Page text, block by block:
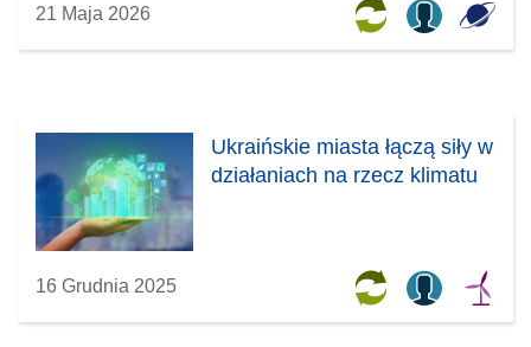
21 Maja 2026
Ukraińskie miasta łączą siły w
działaniach na rzecz klimatu
16 Grudnia 2025